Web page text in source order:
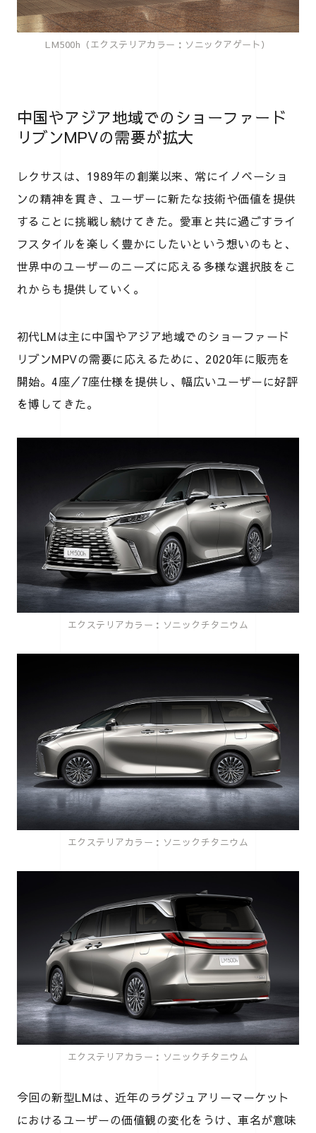
LM500h（エクステリアカラー：ソニックアゲート）
中国やアジア地域でのショーファード
リブンMPVの需要が拡大
レクサスは、1989年の創業以来、常にイノベーショ
ンの精神を貫き、ユーザーに新たな技術や価値を提供
することに挑戦し続けてきた。愛車と共に過ごすライ
フスタイルを楽しく豊かにしたいという想いのもと、
世界中のユーザーのニーズに応える多様な選択肢をこ
れからも提供していく。
初代LMは主に中国やアジア地域でのショーファード
リブンMPVの需要に応えるために、2020年に販売を
開始。4座／7座仕様を提供し、幅広いユーザーに好評
を博してきた。
エクステリアカラー：ソニックチタニウム
エクステリアカラー：ソニックチタニウム
エクステリアカラー：ソニックチタニウム
今回の新型LMは、近年のラグジュアリーマーケット
におけるユーザーの価値観の変化をうけ、車名が意味